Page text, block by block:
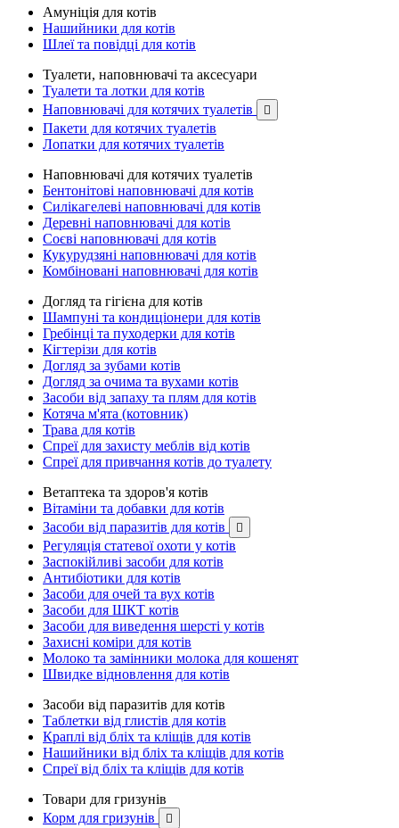
Амуніція для котів
Нашийники для котів
Шлеї та повідці для котів
Туалети, наповнювачі та аксесуари
Туалети та лотки для котів
Наповнювачі для котячих туалетів

Пакети для котячих туалетів
Лопатки для котячих туалетів
Наповнювачі для котячих туалетів
Бентонітові наповнювачі для котів
Силікагелеві наповнювачі для котів
Деревні наповнювачі для котів
Соєві наповнювачі для котів
Кукурудзяні наповнювачі для котів
Комбіновані наповнювачі для котів
Догляд та гігієна для котів
Шампуні та кондиціонери для котів
Гребінці та пуходерки для котів
Кігтерізи для котів
Догляд за зубами котів
Догляд за очима та вухами котів
Засоби від запаху та плям для котів
Котяча м'ята (котовник)
Трава для котів
Спреї для захисту меблів від котів
Спреї для привчання котів до туалету
Ветаптека та здоров'я котів
Вітаміни та добавки для котів
Засоби від паразитів для котів

Регуляція статевої охоти у котів
Заспокійливі засоби для котів
Антибіотики для котів
Засоби для очей та вух котів
Засоби для ШКТ котів
Засоби для виведення шерсті у котів
Захисні коміри для котів
Молоко та замінники молока для кошенят
Швидке відновлення для котів
Засоби від паразитів для котів
Таблетки від глистів для котів
Краплі від бліх та кліщів для котів
Нашийники від бліх та кліщів для котів
Спреї від бліх та кліщів для котів
Товари для гризунів
Корм для гризунів
